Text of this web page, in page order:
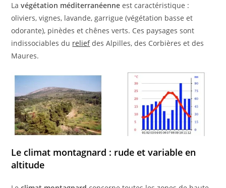
Lavégétation méditerranéenne est caractéristique :
oliviers, vignes, lavande, garrigue (végétation basse et
odorante), pinèdes et chênes verts. Ces paysages sont
indissociables du reliefdes Alpilles, des Corbières et des
Maures.
Le climat montagnard : rude et variable en
altitude